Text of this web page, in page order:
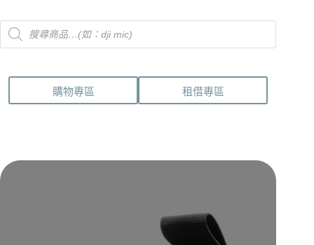
Products
search
購物專區 租借專區